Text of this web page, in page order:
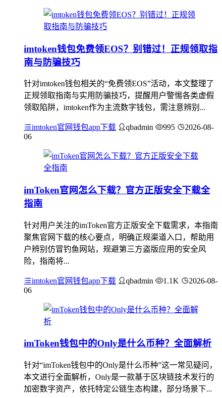
imtoken钱包免费领EOS？别错过！正规领取指
南与防骗技巧
针对imtoken钱包相关的“免费领EOS”活动，本文整理了
正规领取指南与实用防骗技巧，提醒用户警惕各类虚假
领取陷阱，imtoken作为主流数字钱包，需注意辨别...
imtoken官网钱包app下载 qbadmin 995
2026-08-
06
imToken官网怎么下载？官方正版安全下载全
指南
针对用户关注的imToken官方正版安全下载需求，本指南
聚焦官网下载的核心要点，明确正规渠道入口，帮助用
户辨别仿冒钓鱼网站，规避第三方盗版应用的安全风
险，指南将...
imtoken官网钱包app下载 qbadmin 1.1K
2026-08-
06
imToken钱包中的Only是什么币种？全面解析
针对“imToken钱包中的Only是什么币种”这一常见疑问，
本文进行全面解析，Only是一款基于区块链技术发行的
加密数字资产，依托特定公链生态构建，部分场景下...